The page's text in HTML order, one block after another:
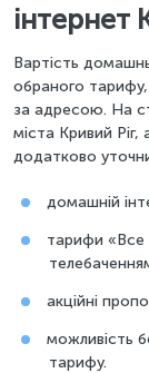
інтернет
Вартість
обраного
за адресою. На
міста Кривий
додатково
домашній
тарифи «Все
акційні
можливість
тарифу.